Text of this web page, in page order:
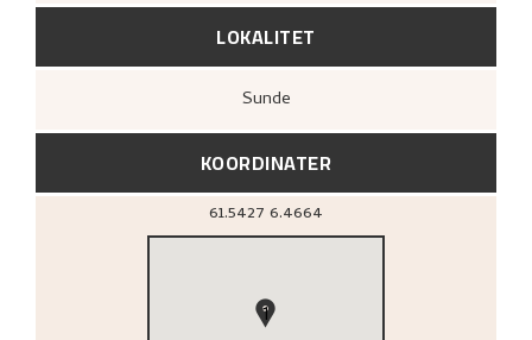
LOKALITET
Sunde
KOORDINATER
61.5427 6.4664
1